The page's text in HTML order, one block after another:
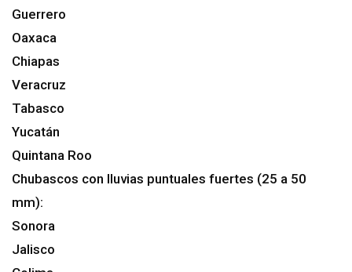
Guerrero
Oaxaca
Chiapas
Veracruz
Tabasco
Yucatán
Quintana Roo
Chubascos con lluvias puntuales fuertes (25 a 50
mm):
Sonora
Jalisco